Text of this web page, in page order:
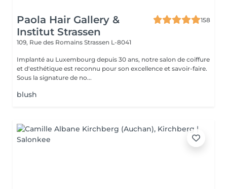
Paola Hair Gallery &
Institut Strassen
158
109, Rue des Romains Strassen L-8041
Implanté au Luxembourg depuis 30 ans, notre salon de coiffure
et d'esthétique est reconnu pour son excellence et savoir-faire.
Sous la signature de no...
blush